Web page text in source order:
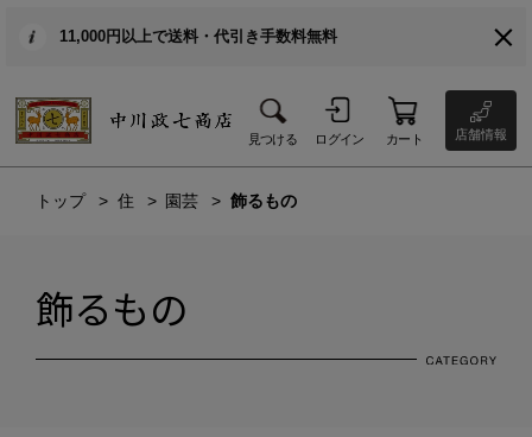
11,000円以上で送料・代引き手数料無料
見つける ログイン カート 店舗情報
トップ 住 園芸 飾るもの
飾るもの